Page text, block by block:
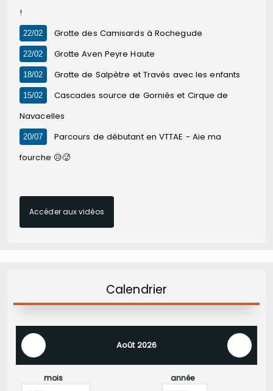
!
22/02 Grotte des Camisards à Rochegude
22/02 Grotte Aven Peyre Haute
18/02 Grotte de Salpètre et Travès avec les enfants
15/02
Cascades source de Gorniès et Cirque de
Navacelles
20/07
Parcours de débutant en VTTAE - Aie ma
fourche 😥🥵
Accéder aux vidéos
Calendrier
Août 2026
mois année